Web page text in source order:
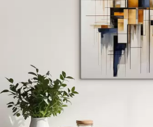
Яскраві, насичені кольори
Стійкість до вицвітання
✓Безпечне чорнило без запаху
✓Поверхня з текстурою полотна
✗Екологічний матеріал